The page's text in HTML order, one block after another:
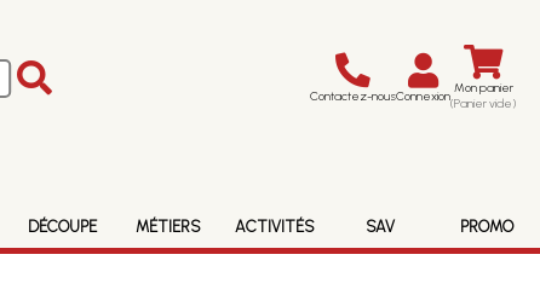
Contactez-nousConnexion Mon panier
(Panier vide)
DÉCOUPE MÉTIERS ACTIVITÉS SAV PROMO